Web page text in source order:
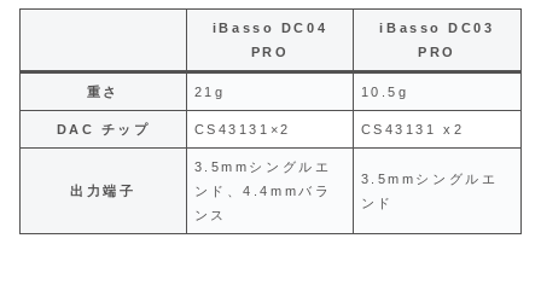
iBasso DC04
PRO
iBasso DC03
PRO
重さ 21g 10.5g
DAC チップ CS43131×2 CS43131 x2
出力端子
3.5mmシングルエ
ンド、4.4mmバラ
ンス
3.5mmシングルエ
ンド